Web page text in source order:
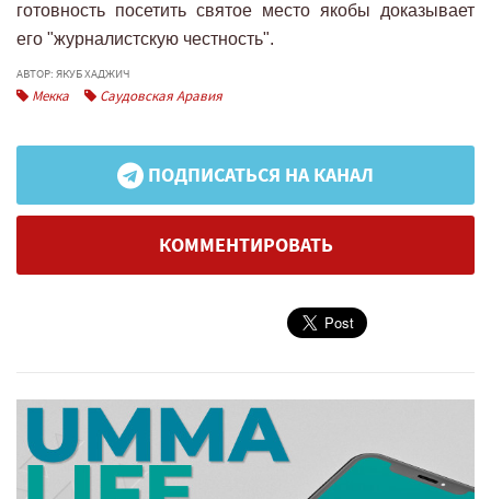
готовность посетить святое место якобы доказывает
его "журналистскую честность".
АВТОР: ЯКУБ ХАДЖИЧ
Мекка Саудовская Аравия
ПОДПИСАТЬСЯ НА КАНАЛ
КОММЕНТИРОВАТЬ